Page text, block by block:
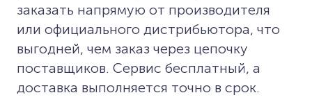
заказать напрямую от производителя
или официального дистрибьютора, что
выгодней, чем заказ через цепочку
поставщиков. Сервис бесплатный, а
доставка выполняется точно в срок.